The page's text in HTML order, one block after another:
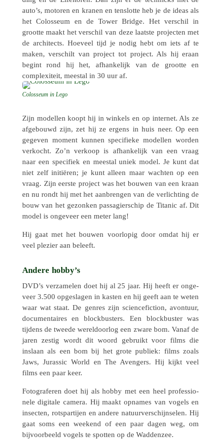
auto’s, motoren en kranen en tenslotte heb je de ideas als
het Colos­seum en de Tower Bridge. Het verschil in
grootte maakt het verschil van deze laatste projec­ten met
de archi­tects. Hoeveel tijd je nodig hebt om iets af te
maken, verschilt van project tot project. Als hij eraan
begint rond hij het, afhan­ke­lijk van de grootte en
complexi­teit, meestal in 30 uur af.
Colos­seum in Lego
Zijn model­len koopt hij in winkels en op inter­net. Als ze
afge­bouwd zijn, zet hij ze ergens in huis neer. Op een
gegeven moment kunnen speci­fieke model­len worden
verkocht. Zo’n verkoop is afhan­ke­lijk van een vraag
naar een speci­fiek en meestal uniek model. Je kunt dat
niet zelf initi­ë­ren; je kunt alleen maar wachten op een
vraag. Zijn eerste project was het bouwen van een kraan
en nu rondt hij met het aanbren­gen van de verlich­ting de
bouw van het gezon­ken passa­gier­schip de Titanic af. Dit
model is onge­veer een meter lang!
Hij gaat met het bouwen voor­lo­pig door omdat hij er
veel plezier aan beleeft.
Andere hobby’s
DVD’s verza­me­len doet hij al 25 jaar. Hij heeft er onge­
veer 3.500 opge­sla­gen in kasten en hij geeft aan te weten
waar wat staat. De genres zijn scien­ce­fic­tion, avon­tuur,
docu­men­tai­res en block­bus­ters. Een block­bus­ter was
tijdens de tweede wereld­oor­log een zware bom. Vanaf de
jaren zestig wordt dit woord gebruikt voor films die
inslaan als een bom bij het grote publiek: films zoals
Jaws, Juras­sic World en The Aven­gers. Hij kijkt veel
films een paar keer.
Foto­gra­fe­ren doet hij als hobby met een heel profes­si­o­
nele digi­tale camera. Hij maakt opnames van vogels en
insec­ten, rots­par­tijen en andere natuur­verschijnselen. Hij
gaat soms een weekend of een paar dagen weg, om
bijvoor­beeld vogels te spotten op de Waddenzee.